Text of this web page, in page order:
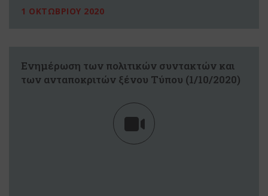
1 ΟΚΤΩΒΡΙΟΥ 2020
Eνημέρωση των πολιτικών συντακτών και
των ανταποκριτών ξένου Tύπου (1/10/2020)